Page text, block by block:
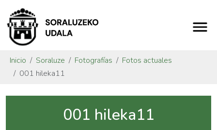
Inicio Soraluze Fotografías
Fotos actuales
001 hileka11
001 hileka11